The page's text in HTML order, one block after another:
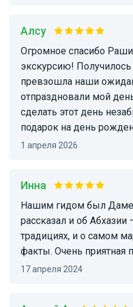
Алсу
Огромное спасибо Рашиду за чудесную
экскурсию! Получилось
превзошла наши
отпраздновали мой
сделать этот день
подарок на день
1 апреля 2026
Инна
Нашим гидом был Дамей, замечательно
рассказал и об Абхазии
традициях, и о самом
факты. Очень приятная
17 апреля 2024